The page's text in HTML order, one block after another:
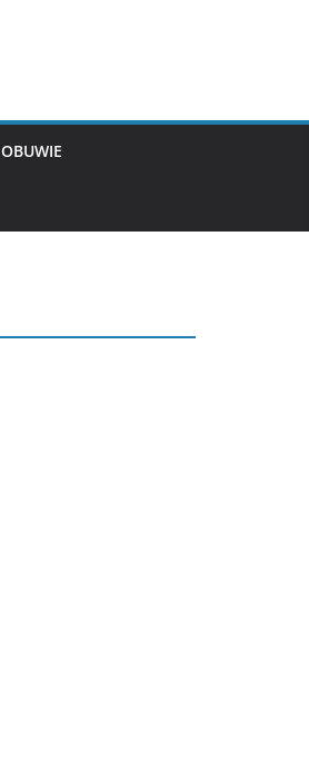
OBUWIE